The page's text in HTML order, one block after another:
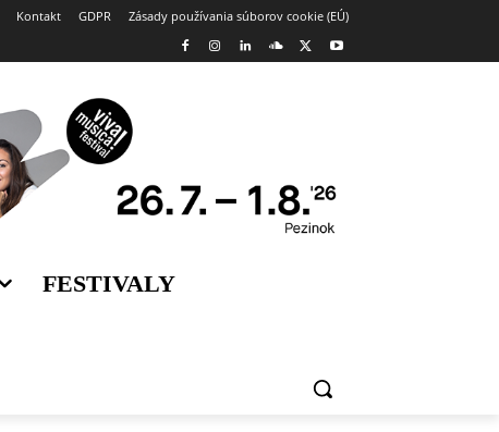
Kontakt GDPR Zásady používania súborov cookie (EÚ)
FESTIVALY